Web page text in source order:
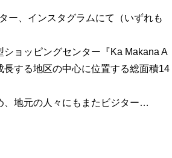
ー、インスタグラムにて（いずれも
ョッピングセンター『Ka Makana A
長する地区の中心に位置する総面積14
、地元の人々にもまたビジター…